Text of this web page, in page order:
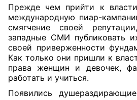
Прежде чем прийти к
международную пиар-
смягчение своей
западные СМИ публиковать
своей приверженности
Как только они пришли к
права женщин и девочек,
работать и учиться.
Появились